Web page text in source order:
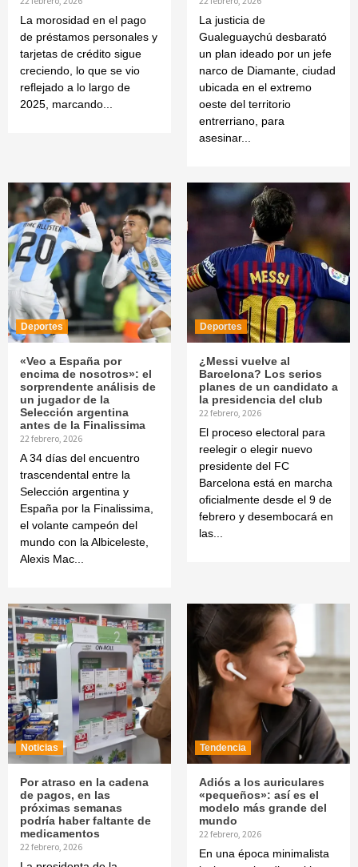
La morosidad en el pago
de préstamos personales y
tarjetas de crédito sigue
creciendo, lo que se vio
reflejado a lo largo de
2025, marcando...
La justicia de
Gualeguaychú desbarató
un plan ideado por un jefe
narco de Diamante, ciudad
ubicada en el extremo
oeste del territorio
entrerriano, para
asesinar...
Deportes
«Veo a España por
encima de nosotros»: el
sorprendente análisis de
un jugador de la
Selección argentina
antes de la Finalissima
22 febrero, 2026
A 34 días del encuentro
trascendental entre la
Selección argentina y
España por la Finalissima,
el volante campeón del
mundo con la Albiceleste,
Alexis Mac...
Deportes
¿Messi vuelve al
Barcelona? Los serios
planes de un candidato a
la presidencia del club
22 febrero, 2026
El proceso electoral para
reelegir o elegir nuevo
presidente del FC
Barcelona está en marcha
oficialmente desde el 9 de
febrero y desembocará en
las...
Noticias
Por atraso en la cadena
de pagos, en las
próximas semanas
podría haber faltante de
medicamentos
22 febrero, 2026
Tendencia
Adiós a los auriculares
«pequeños»: así es el
modelo más grande del
mundo
22 febrero, 2026
En una época minimalista